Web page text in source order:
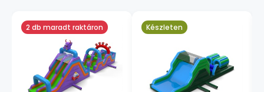
2 db maradt raktáron Készleten